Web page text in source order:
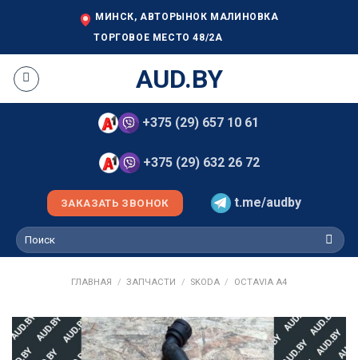
МИНСК, АВТОРЫНОК МАЛИНОВКА
ТОРГОВОЕ МЕСТО 48/2А
AUD.BY
+375 (29) 657 10 61
+375 (29) 632 26 72
ЗАКАЗАТЬ ЗВОНОК t.me/audby
Искать:
ГЛАВНАЯ / ЗАПЧАСТИ / SKODA / OCTAVIA A4